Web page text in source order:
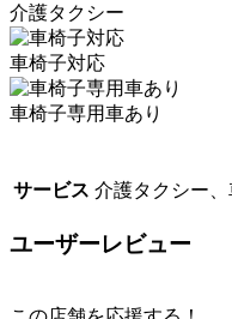
介護タクシー
車椅子対応
車椅子専用車あり
サービス 介護タクシー
ユーザーレビュー